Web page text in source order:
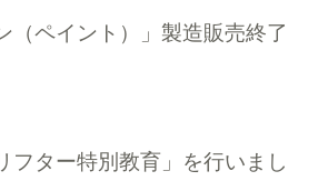
（ペイント）」製造販売終了
フター特別教育」を行いまし